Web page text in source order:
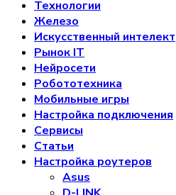
Технологии
Железо
Искусственный интелект
Рынок IT
Нейросети
Робототехника
Мобильные игры
Настройка подключения
Сервисы
Статьи
Настройка роутеров
Asus